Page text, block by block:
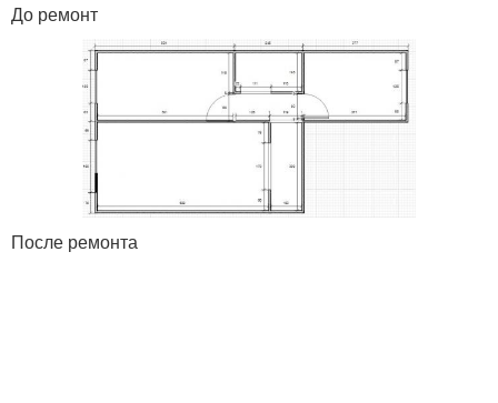
До ремонт
После ремонта